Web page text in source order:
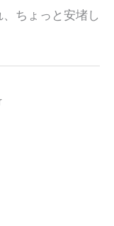
、ちょっと安堵し